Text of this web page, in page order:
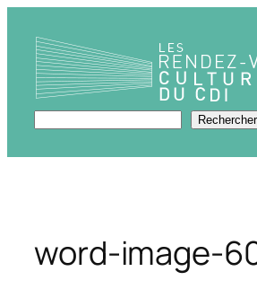
contenu
Rechercher Rechercher
word-image-